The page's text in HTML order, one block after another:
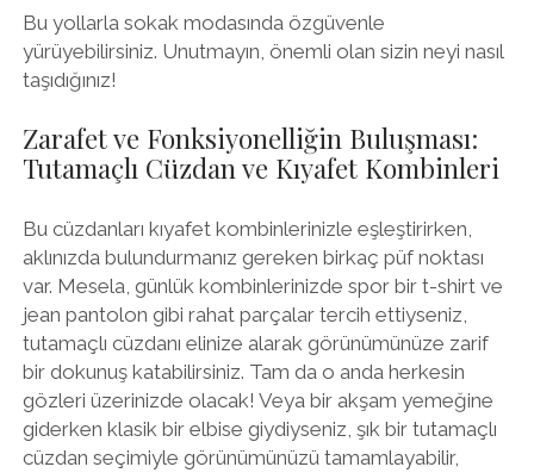
Bu yollarla sokak modasında özgüvenle
yürüyebilirsiniz. Unutmayın, önemli olan sizin neyi nasıl
taşıdığınız!
Zarafet ve Fonksiyonelliğin Buluşması:
Tutamaçlı Cüzdan ve Kıyafet Kombinleri
Bu cüzdanları kıyafet kombinlerinizle eşleştirirken,
aklınızda bulundurmanız gereken birkaç püf noktası
var. Mesela, günlük kombinlerinizde spor bir t-shirt ve
jean pantolon gibi rahat parçalar tercih ettiyseniz,
tutamaçlı cüzdanı elinize alarak görünümünüze zarif
bir dokunuş katabilirsiniz. Tam da o anda herkesin
gözleri üzerinizde olacak! Veya bir akşam yemeğine
giderken klasik bir elbise giydiyseniz, şık bir tutamaçlı
cüzdan seçimiyle görünümünüzü tamamlayabilir,